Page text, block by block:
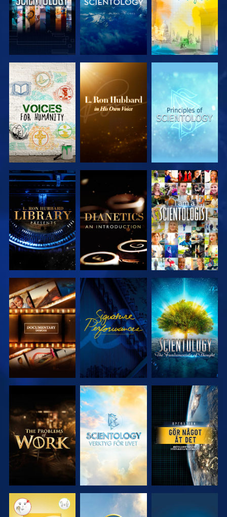
UTFORSKA
SERIEN
UTFORSKA
SERIEN
UTFORSKA
SERIEN
UTFORSKA
SERIEN
UTFORSKA
SERIEN
TITTA
UTFORSKA
SERIEN
TITTA
UTFORSKA
SERIEN
UTFORSKA
SERIEN
UTFORSKA
SERIEN
TITTA